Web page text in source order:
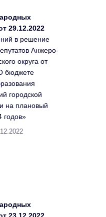
29.12.2022
в решение
Анжеро-
округа от
бюджете
городской
на плановый
годов»